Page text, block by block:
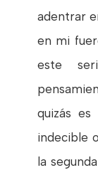
adentrar
en mi
este
quizás
indecible
la